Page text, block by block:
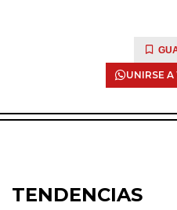
UNIRSE
TENDENCIAS